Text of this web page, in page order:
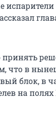
что в
блок, в
на